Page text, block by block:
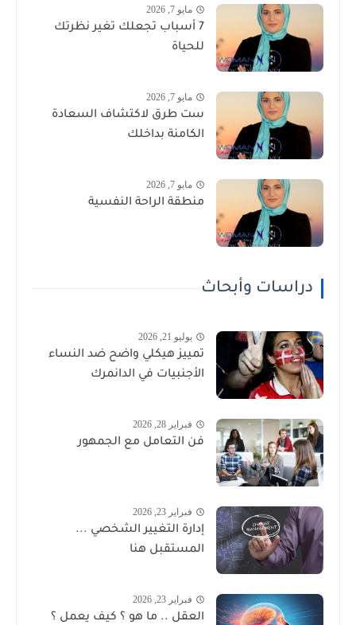
مايو 7, 2026
7 أسباب تجعلك تغير نظرتك
للحياة
مايو 7, 2026
ست طرق لاكتشاف السعادة
الكامنة بداخلك
مايو 7, 2026
منطقة الراحة النفسية
دراسات وأبحاث
يوليو 21, 2026
تمييز هيكلي واضح ضد النساء
الأجنبيات في الدانمرك
فبراير 28, 2026
فن التعامل مع الجمهور
فبراير 23, 2026
إدارة التغيير الشخصي ...
المستقبل هنا
فبراير 23, 2026
العقل .. ما هو ؟ كيف يعمل ؟